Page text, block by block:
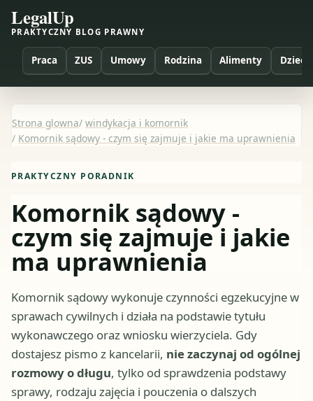
LegalUp
PRAKTYCZNY BLOG PRAWNY
Praca ZUS Umowy Rodzina Alimenty Dzieci
Strona glowna/ windykacja i komornik
/ Komornik sądowy - czym się zajmuje i jakie ma uprawnienia
PRAKTYCZNY PORADNIK
Komornik sądowy -
czym się zajmuje i jakie
ma uprawnienia
Komornik sądowy wykonuje czynności egzekucyjne w
sprawach cywilnych i działa na podstawie tytułu
wykonawczego oraz wniosku wierzyciela. Gdy
dostajesz pismo z kancelarii, nie zaczynaj od ogólnej
rozmowy o długu, tylko od sprawdzenia podstawy
sprawy, rodzaju zajęcia i pouczenia o dalszych